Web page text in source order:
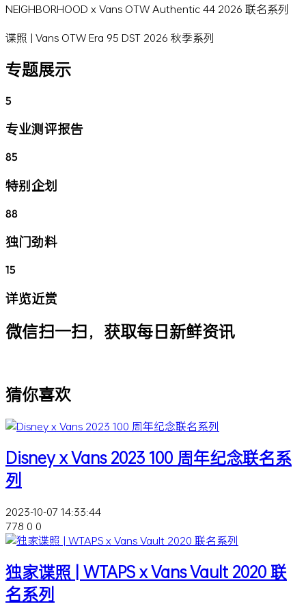
NEIGHBORHOOD x Vans OTW Authentic 44 2026 联名系列
谍照 | Vans OTW Era 95 DST 2026 秋季系列
专题展示
5
专业测评报告
85
特别企划
88
独门劲料
15
详览近赏
微信扫一扫，获取每日新鲜资讯
猜你喜欢
Disney x Vans 2023 100 周年纪念联名系
列
2023-10-07 14:33:44
778 0 0
独家谍照 | WTAPS x Vans Vault 2020 联
名系列